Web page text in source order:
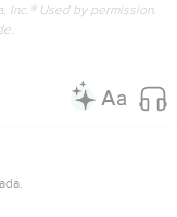
Inc.® Used by permission.